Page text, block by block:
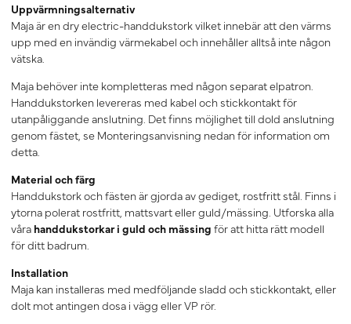
Uppvärmningsalternativ
Maja är en dry electric-handdukstork vilket innebär att den värms
upp med en invändig värmekabel och innehåller alltså inte någon
vätska.
Maja behöver inte kompletteras med någon separat elpatron.
Handdukstorken levereras med kabel och stickkontakt för
utanpåliggande anslutning. Det finns möjlighet till dold anslutning
genom fästet, se Monteringsanvisning nedan för information om
detta.
Material och färg
Handdukstork och fästen är gjorda av gediget, rostfritt stål. Finns i
ytorna polerat rostfritt, mattsvart eller guld/mässing. Utforska alla
våra handdukstorkar i guld och mässing för att hitta rätt modell
för ditt badrum.
Installation
Maja kan installeras med medföljande sladd och stickkontakt, eller
dolt mot antingen dosa i vägg eller VP rör.